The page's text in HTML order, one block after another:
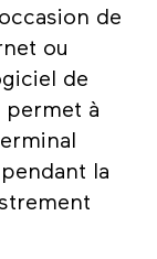
de
ou
de
permet à
la